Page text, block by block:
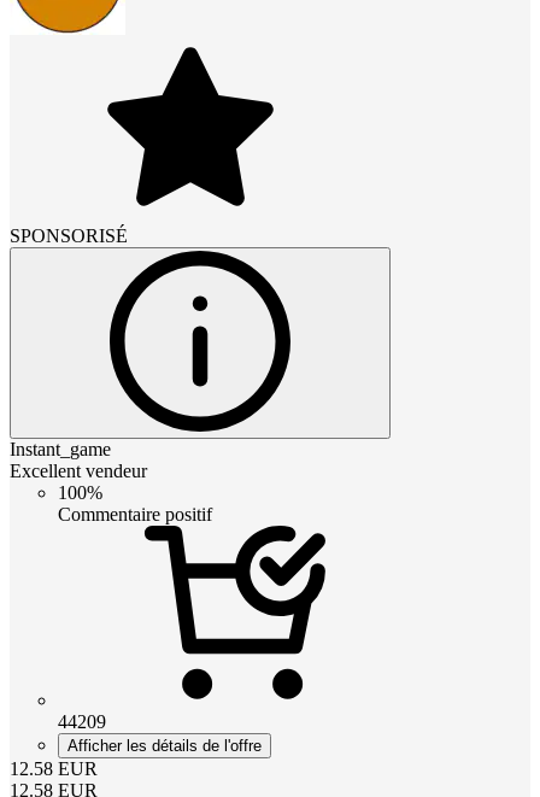
SPONSORISÉ
Instant_game
Excellent vendeur
100%
Commentaire positif
44209
Afficher les détails de l'offre
12.58 EUR
12.58 EUR